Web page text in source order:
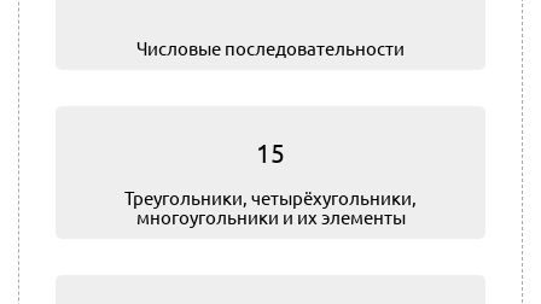
Числовые последовательности
15
Треугольники, четырёхугольники,
многоугольники и их элементы